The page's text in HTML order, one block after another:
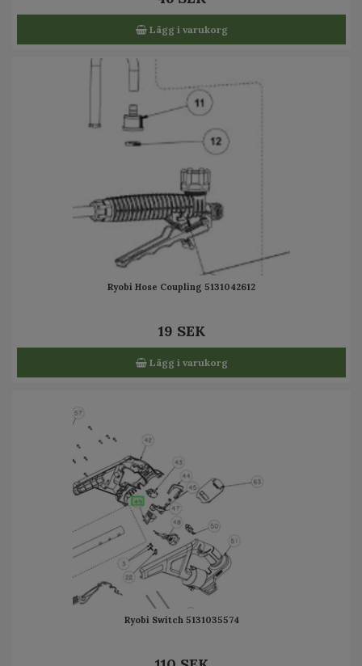
Lägg i varukorg
Ryobi Hose Coupling 5131042612
19 SEK
Lägg i varukorg
Ryobi Switch 5131035574